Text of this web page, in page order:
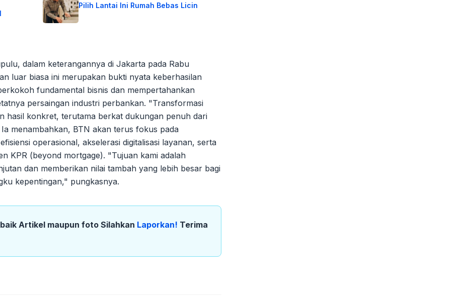
Pilih Lantai Ini Rumah Bebas Licin
dalam keterangannya di Jakarta pada Rabu
luar biasa ini merupakan bukti nyata keberhasilan
fundamental bisnis dan mempertahankan
persaingan industri perbankan. "Transformasi
hasil konkret, terutama berkat dukungan penuh dari
menambahkan, BTN akan terus fokus pada
operasional, akselerasi digitalisasi layanan, serta
KPR (beyond mortgage). "Tujuan kami adalah
dan memberikan nilai tambah yang lebih besar bagi
kepentingan," pungkasnya.
Artikel maupun foto Silahkan Laporkan! Terima